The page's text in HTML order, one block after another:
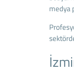
medya